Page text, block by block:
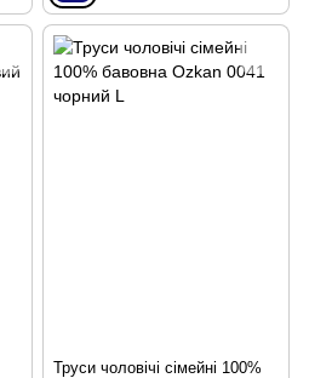
Труси чоловічі сімейні 100%